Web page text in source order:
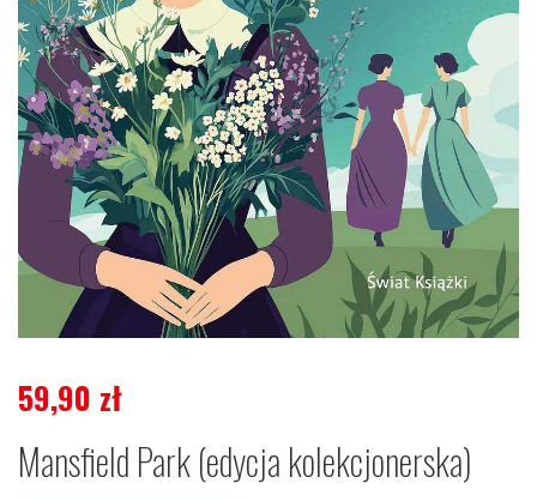
59,90 zł
Mansfield Park (edycja kolekcjonerska)